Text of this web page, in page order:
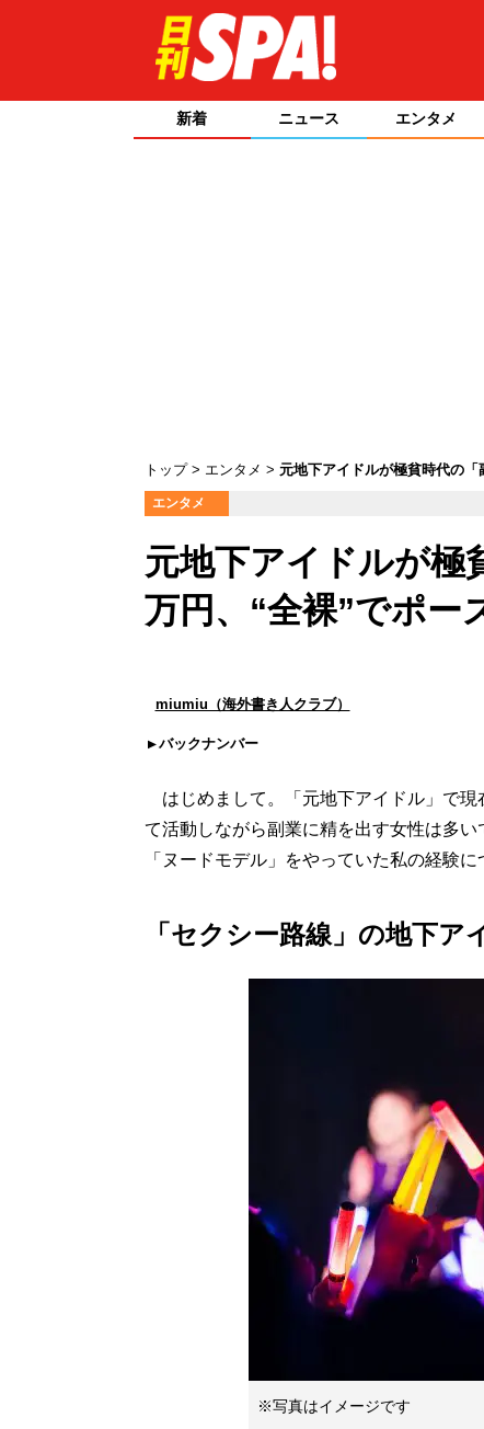
新着 ニュース エンタメ
トップ エンタメ 元地下アイドルが極貧時代の
エンタメ
元地下アイドルが極
万円、“全裸”でポー
miumiu（海外書き人クラブ）
バックナンバー
はじめまして。「元地下アイドル」で現
て活動しながら副業に精を出す女性は多
「ヌードモデル」をやっていた私の経験
「セクシー路線」の地下ア
※写真はイメージです